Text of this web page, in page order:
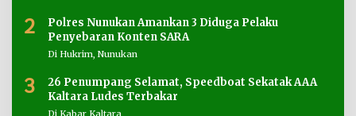
2
Polres Nunukan Amankan 3 Diduga Pelaku
Penyebaran Konten SARA
Di Hukrim, Nunukan
3
26 Penumpang Selamat, Speedboat Sekatak AAA
Kaltara Ludes Terbakar